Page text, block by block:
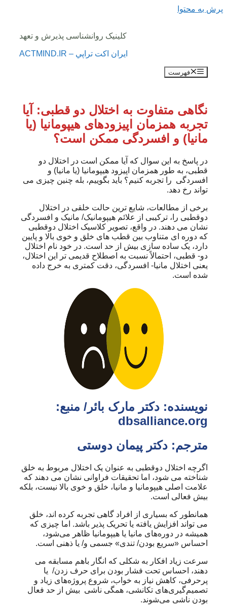
پرش به محتوا
کلینیک روانشناسی پذیرش و تعهد
ايران اكت تراپي – ACTMIND.IR
فهرست
نگاهی متفاوت به اختلال دو قطبی: آیا
تجربه همزمان اپیزودهای هیپومانیا (یا
مانیا) و افسردگی ممکن است؟
در پاسخ به این سوال که آیا ممکن است در اختلال دو
قطبی، به طور همزمان اپیزود هیپومانیا (یا مانیا) و
افسردگی را تجربه کنیم؟ باید بگوییم، بله چنین چیزی می
تواند رخ دهد.
برخی از مطالعات، شایع ترین حالت خلقی در اختلال
دوقطبی را، ترکیبی از علائم هیپومانیک/ مانیک و افسردگی
نشان می دهند. در واقع، تصویر کلاسیک اختلال دوقطبی
که دوره ای متناوب بین قطب های خلق و خوی بالا و پایین
دارد، یک ساده سازی بیش از حد است. در خود نام اختلال
دو- قطبی، احتمالاً نسبت به اصطلاح قدیمی تر این اختلال،
یعنی اختلال مانیا- افسردگی، دقت کمتری به خرج داده
شده است.
نویسنده: دکتر مارک بائر/ منبع:
dbsalliance.org
مترجم: دکتر پیمان دوستی
اگرچه اختلال دوقطبی به عنوان یک اختلال مربوط به خلق
شناخته می شود، اما تحقیقات فراوانی نشان می دهند که
علامت اصلی هیپومانیا و مانیا، خلق و خوی بالا نیست، بلکه
بیش فعالی است.
همانطور که بسیاری از افراد گاهی تجربه کرده اند، خلق
می تواند افزایش یافته یا تحریک پذیر باشد. اما چیزی که
همیشه در دوره‌های مانیا یا هیپومانیا ظاهر می‌شود،
احساس «سریع بودن/ تندی» جسمی و/ یا ذهنی است.
سرعت زیاد افکار به شکلی که انگار باهم مسابقه می
دهند، احساس تحت فشار بودن برای حرف زدن/ یا
پرحرفی، کاهش نیاز به خواب، شروع پروژه‌های زیاد و
تصمیم‌گیری‌های تکانشی، همگی ناشی بیش از حد فعال
بودن ناشی می‌شوند.